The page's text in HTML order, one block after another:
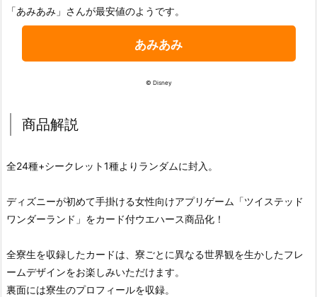
「あみあみ」さんが最安値のようです。
あみあみ
© Disney
商品解説
全24種+シークレット1種よりランダムに封入。
ディズニーが初めて手掛ける女性向けアプリゲーム「ツイステッド
ワンダーランド」をカード付ウエハース商品化！
全寮生を収録したカードは、寮ごとに異なる世界観を生かしたフレ
ームデザインをお楽しみいただけます。
裏面には寮生のプロフィールを収録。